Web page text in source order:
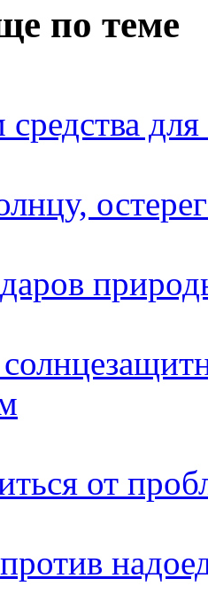
по теме
от